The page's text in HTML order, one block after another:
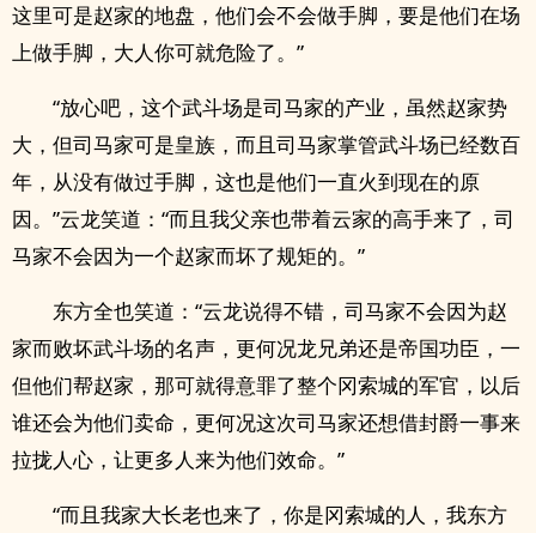
这里可是赵家的地盘，他们会不会做手脚，要是他们在场
上做手脚，大人你可就危险了。”
“放心吧，这个武斗场是司马家的产业，虽然赵家势
大，但司马家可是皇族，而且司马家掌管武斗场已经数百
年，从没有做过手脚，这也是他们一直火到现在的原
因。”云龙笑道：“而且我父亲也带着云家的高手来了，司
马家不会因为一个赵家而坏了规矩的。”
东方全也笑道：“云龙说得不错，司马家不会因为赵
家而败坏武斗场的名声，更何况龙兄弟还是帝国功臣，一
但他们帮赵家，那可就得意罪了整个冈索城的军官，以后
谁还会为他们卖命，更何况这次司马家还想借封爵一事来
拉拢人心，让更多人来为他们效命。”
“而且我家大长老也来了，你是冈索城的人，我东方